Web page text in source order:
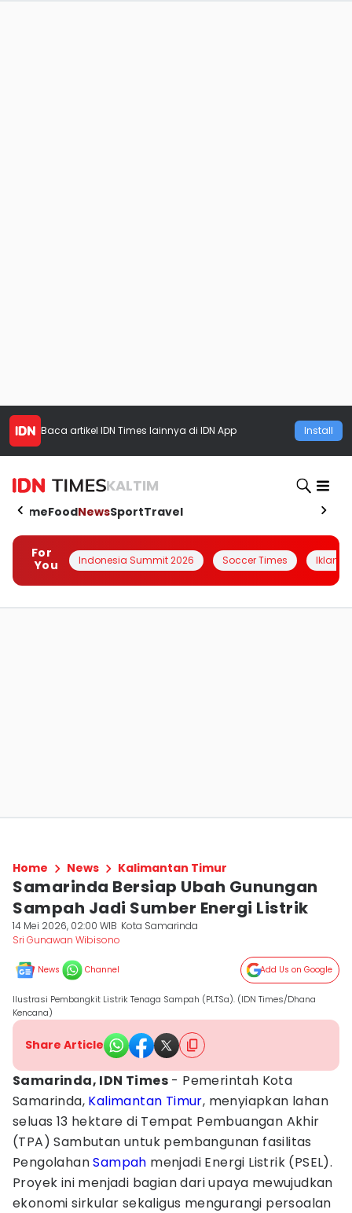
Baca artikel IDN Times lainnya di IDN App Install
KALTIM
HomeFoodNewsSportTravel
For
You
Indonesia Summit 2026 Soccer Times Iklanin
Home News Kalimantan Timur
Samarinda Bersiap Ubah Gunungan
Sampah Jadi Sumber Energi Listrik
14 Mei 2026, 02:00 WIB Kota Samarinda
Sri Gunawan Wibisono
News Channel Add Us on Google
Ilustrasi Pembangkit Listrik Tenaga Sampah (PLTSa). (IDN Times/Dhana
Kencana)
Share Article
Samarinda, IDN Times - Pemerintah Kota
Samarinda, Kalimantan Timur, menyiapkan lahan
seluas 13 hektare di Tempat Pembuangan Akhir
(TPA) Sambutan untuk pembangunan fasilitas
PengolahanSampah menjadi Energi Listrik (PSEL).
Proyek ini menjadi bagian dari upaya mewujudkan
ekonomi sirkular sekaligus mengurangi persoalan